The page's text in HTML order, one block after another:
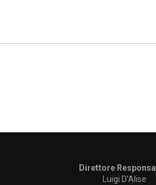
Direttore
Luigi D’Alise